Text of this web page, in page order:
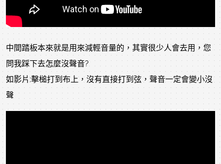
中間踏板本來就是用來減輕音量的，其實很少人會去用，您
問我踩下去怎麼沒聲音?
如影片:擊槌打到布上，沒有直接打到弦，聲音一定會變小沒
聲